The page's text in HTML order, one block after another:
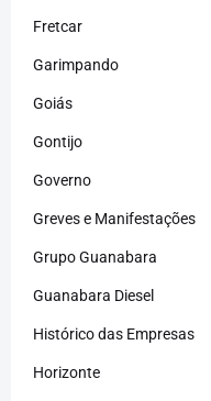
Fretcar
Garimpando
Goiás
Gontijo
Governo
Greves e Manifestações
Grupo Guanabara
Guanabara Diesel
Histórico das Empresas
Horizonte